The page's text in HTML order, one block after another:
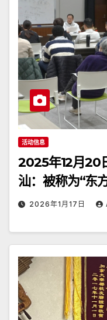
活动信息
2025年12月20
汕：被称为“东
2026年1月17日